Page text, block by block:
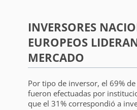
INVERSORES
EUROPEOS
MERCADO
Por tipo de inversor, el 69%
fueron efectuadas por
que el 31% correspondió a